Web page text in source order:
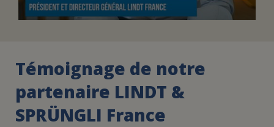
Témoignage de notre
partenaire LINDT &
SPRÜNGLI France